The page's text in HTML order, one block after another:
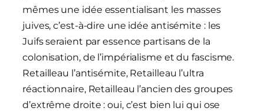
mêmes une idée essentialisant les masses
juives, c’est-à-dire une idée antisémite : les
Juifs seraient par essence partisans de la
colonisation, de l’impérialisme et du fascisme.
Retailleau l’antisémite, Retailleau l’ultra
réactionnaire, Retailleau l’ancien des groupes
d’extrême droite : oui, c’est bien lui qui ose